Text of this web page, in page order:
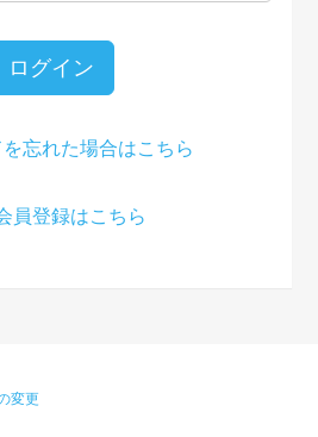
ログイン
忘れた場合はこちら
員登録はこちら
変更